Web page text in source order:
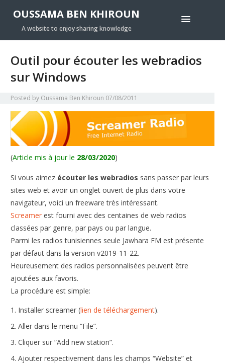
OUSSAMA BEN KHIROUN
A website to enjoy sharing knowledge
Outil pour écouter les webradios
sur Windows
Posted by Oussama Ben Khiroun 07/08/2011
(Article mis à jour le 28/03/2020)
Si vous aimez écouter les webradios sans passer par leurs
sites web et avoir un onglet ouvert de plus dans votre
navigateur, voici un freeware très intéressant.
Screamer est fourni avec des centaines de web radios
classées par genre, par pays ou par langue.
Parmi les radios tunisiennes seule Jawhara FM est présente
par défaut dans la version v2019-11-22.
Heureusement des radios personnalisées peuvent être
ajoutées aux favoris.
La procédure est simple:
Installer screamer (lien de téléchargement).
Aller dans le menu “File”.
Cliquer sur “Add new station”.
Ajouter respectivement dans les champs “Website” et